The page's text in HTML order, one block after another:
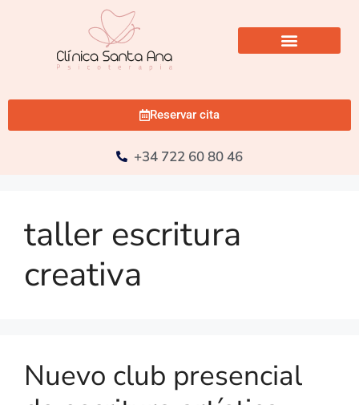
Reservar cita
+34 722 60 80 46
taller escritura
creativa
Nuevo club presencial